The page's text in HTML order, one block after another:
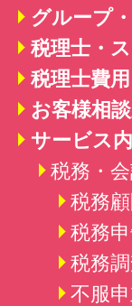
グループ
税理士・
税理士費用
お客様相
サービス
税務・
税務
税務
税務
不服